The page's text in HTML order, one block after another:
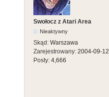
Swołocz z Atari Area
Nieaktywny
Skąd: Warszawa
Zarejestrowany: 2004-09-12
Posty: 4,666